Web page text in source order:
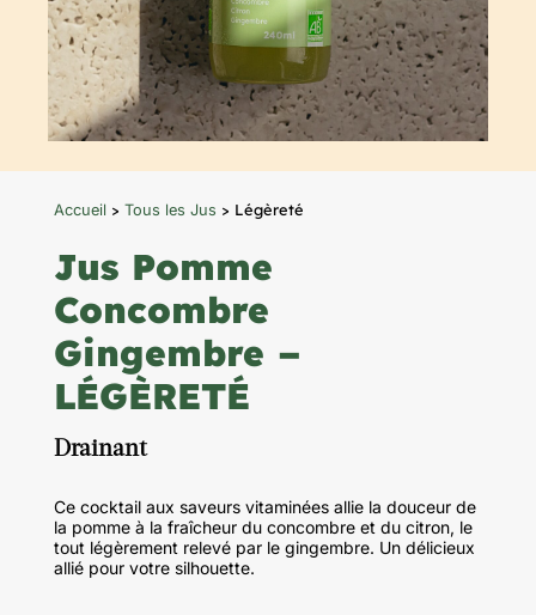
Accueil > Tous les Jus > Légèreté
Jus Pomme
Concombre
Gingembre –
LÉGÈRETÉ
Drainant
Ce cocktail aux saveurs vitaminées allie la douceur de
la pomme à la fraîcheur du concombre et du citron, le
tout légèrement relevé par le gingembre. Un délicieux
allié pour votre silhouette.